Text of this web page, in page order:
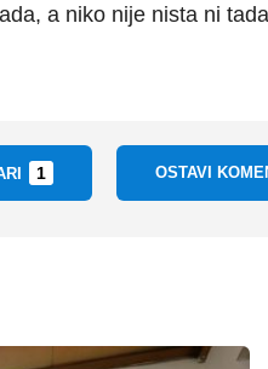
a niko nije nista ni
1 OSTAVI